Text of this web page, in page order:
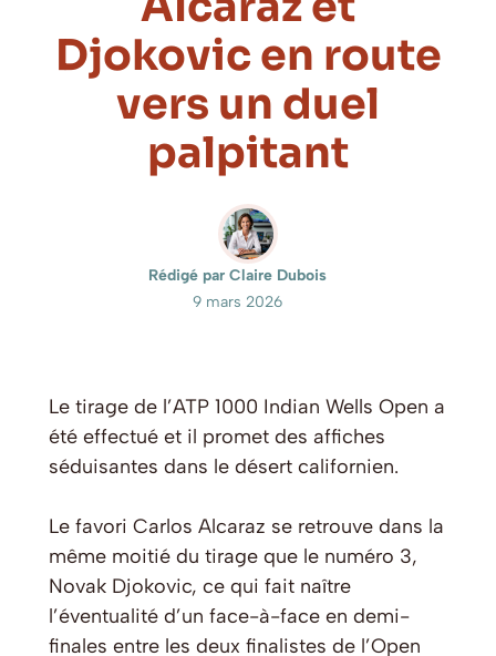
Djokovic en route
vers un duel
palpitant
Rédigé par Claire Dubois
9 mars 2026
Le tirage de l’ATP 1000 Indian Wells Open a
été effectué et il promet des affiches
séduisantes dans le désert californien.
Le favori Carlos Alcaraz se retrouve dans la
même moitié du tirage que le numéro 3,
Novak Djokovic, ce qui fait naître
l’éventualité d’un face-à-face en demi-
finales entre les deux finalistes de l’Open